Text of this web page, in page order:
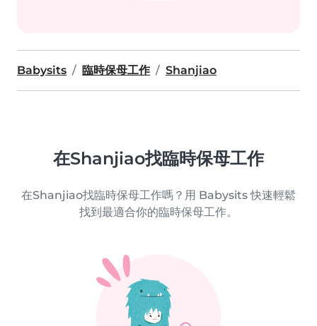
Babysits 臨時保母工作 Shanjiao
在Shanjiao找臨時保母工作
在Shanjiao找臨時保母工作嗎？用 Babysits 快速輕鬆
找到最適合你的臨時保母工作。